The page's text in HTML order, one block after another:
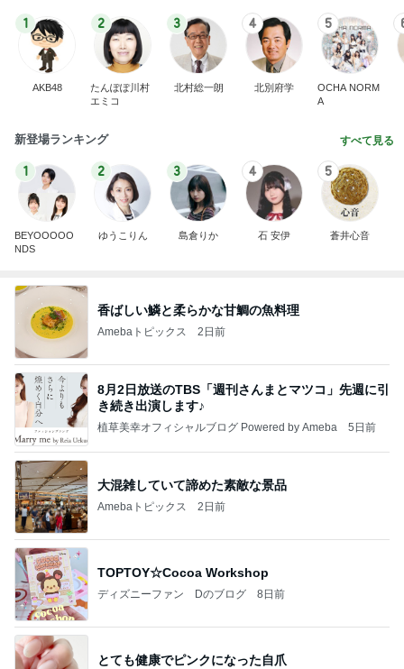
1
AKB48
2
たんぽぽ川村
エミコ
3
北村総一朗
4
北別府学
5
OCHA NORM
A
新登場ランキング すべて見る
1
BEYOOOOO
NDS
2
ゆうこりん
3
島倉りか
4
石 安伊
5
蒼井心音
香ばしい鱗と柔らかな甘鯛の魚料理
Amebaトピックス 2日前
8月2日放送のTBS「週刊さんまとマツコ」先週に引
き続き出演します♪
植草美幸オフィシャルブログ Powered by Ameba 5日前
大混雑していて諦めた素敵な景品
Amebaトピックス 2日前
TOPTOY☆Cocoa Workshop
ディズニーファン Dのブログ 8日前
とても健康でピンクになった自爪